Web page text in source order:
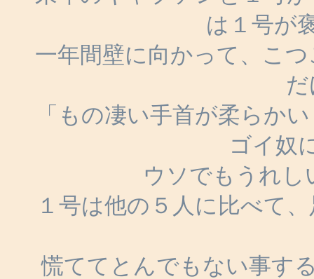
は１号が
一年間壁に向かって、こ
「もの凄い手首が柔らか
ゴイ奴
ウソでもうれし
１号は他の５人に比べて
慌ててとんでもない事す